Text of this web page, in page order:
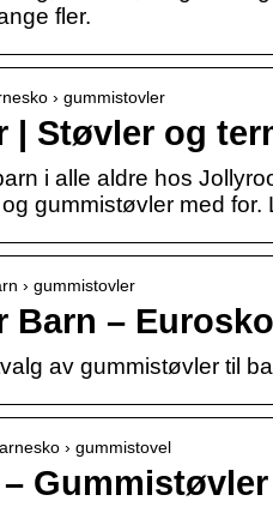
fler.
› gummistovler
| Støvler og
i alle aldre hos
gummistøvler med for.
› gummistovler
Barn – Eurosko
av gummistøvler til
› gummistovel